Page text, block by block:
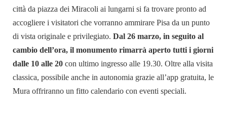
città da piazza dei Miracoli ai lungarni si fa trovare pronto ad
accogliere i visitatori che vorranno ammirare Pisa da un punto
di vista originale e privilegiato. Dal 26 marzo, in seguito al
cambio dell’ora, il monumento rimarrà aperto tutti i giorni
dalle 10 alle 20 con ultimo ingresso alle 19.30. Oltre alla visita
classica, possibile anche in autonomia grazie all’app gratuita, le
Mura offriranno un fitto calendario con eventi speciali.